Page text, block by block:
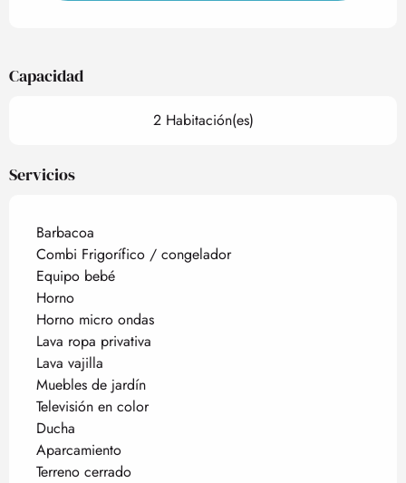
Capacidad
2 Habitación(es)
Servicios
Barbacoa
Combi Frigorífico / congelador
Equipo bebé
Horno
Horno micro ondas
Lava ropa privativa
Lava vajilla
Muebles de jardín
Televisión en color
Ducha
Aparcamiento
Terreno cerrado